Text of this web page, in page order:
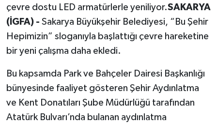
çevre dostu LED armatürlerle yeniliyor.SAKARYA
(İGFA) - Sakarya Büyükşehir Belediyesi, “Bu Şehir
Hepimizin” sloganıyla başlattığı çevre hareketine
bir yeni çalışma daha ekledi.
Bu kapsamda Park ve Bahçeler Dairesi Başkanlığı
bünyesinde faaliyet gösteren Şehir Aydınlatma
ve Kent Donatıları Şube Müdürlüğü tarafından
Atatürk Bulvarı’nda bulanan aydınlatma
POLİTİKA
SİYASET
SPOR
TEKNOLOJİ